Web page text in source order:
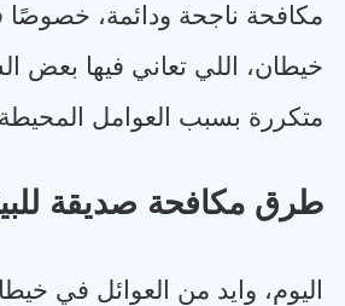
مكافحة ناجحة ودائمة، خصوصًا
خيطان، اللي تعاني فيها بعض
متكررة بسبب العوامل المحيطة
طرق مكافحة صديقة
اليوم، وايد من العوائل في